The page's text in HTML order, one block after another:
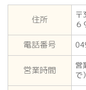
住所
〒
６
電話番号
営業時間
営
で